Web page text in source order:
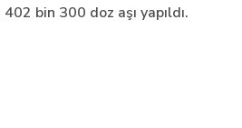
bin 300 doz aşı yapıldı.